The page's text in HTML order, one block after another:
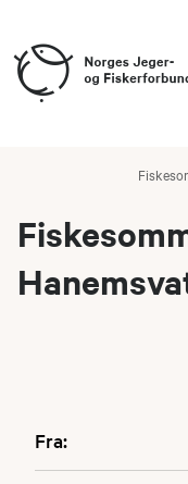
Fra: